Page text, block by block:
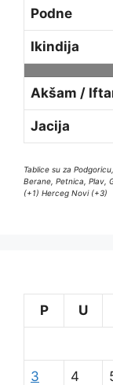
Podne
Ikindija
Akšam /
Jacija
Tablice su za
Berane, Petnica, Plav,
(+1) Herceg Novi (+3)
P
U
3 4